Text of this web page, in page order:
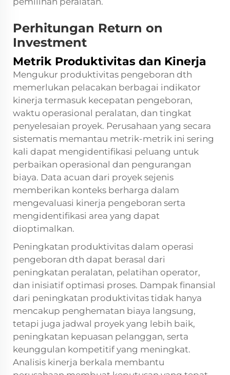
Perhitungan Return on
Investment
Metrik Produktivitas dan Kinerja
Mengukur produktivitas pengeboran dth
memerlukan pelacakan berbagai indikator
kinerja termasuk kecepatan pengeboran,
waktu operasional peralatan, dan tingkat
penyelesaian proyek. Perusahaan yang secara
sistematis memantau metrik-metrik ini sering
kali dapat mengidentifikasi peluang untuk
perbaikan operasional dan pengurangan
biaya. Data acuan dari proyek sejenis
memberikan konteks berharga dalam
mengevaluasi kinerja pengeboran serta
mengidentifikasi area yang dapat
dioptimalkan.
Peningkatan produktivitas dalam operasi
pengeboran dth dapat berasal dari
peningkatan peralatan, pelatihan operator,
dan inisiatif optimasi proses. Dampak finansial
dari peningkatan produktivitas tidak hanya
mencakup penghematan biaya langsung,
tetapi juga jadwal proyek yang lebih baik,
peningkatan kepuasan pelanggan, serta
keunggulan kompetitif yang meningkat.
Analisis kinerja berkala membantu